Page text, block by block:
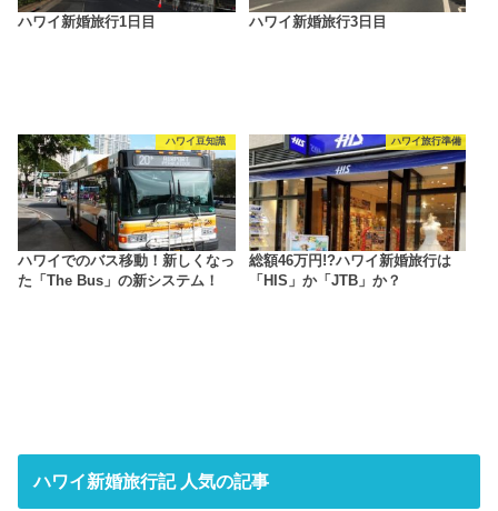
ハワイ新婚旅行1日目 ハワイ新婚旅行3日目
ハワイ豆知識
ハワイでのバス移動！新しくなっ
た「The Bus」の新システム！
ハワイ旅行準備
総額46万円!?ハワイ新婚旅行は
「HIS」か「JTB」か？
ハワイ新婚旅行記 人気の記事